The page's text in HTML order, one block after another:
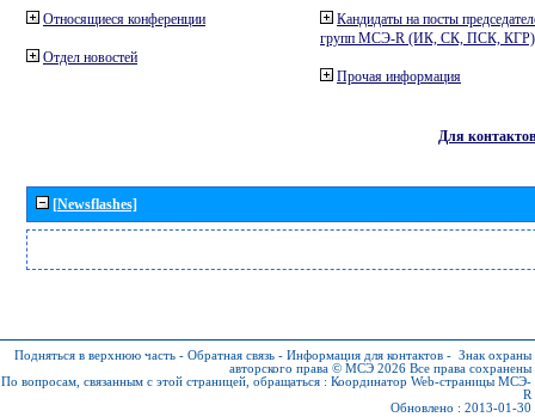
Относящиеся конференции
Отдел новостей
Кандидаты на посты
групп МСЭ-R (ИК, СК, ПСК, КГР)
Прочая информация
Для контактов
[Newsflashes]
Подняться в верхнюю часть - Обратная связь - Информация для контактов - Знак охраны
авторского права © МСЭ 2026 Все права сохранены
По вопросам, связанным с этой страницей, обращаться : Координатор Web-страницы МСЭ-
R
Обновлено : 2013-01-30